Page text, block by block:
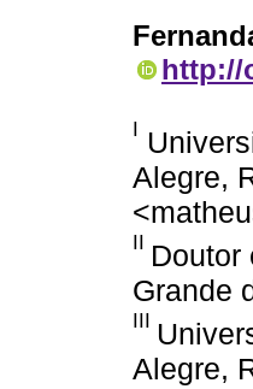
http://
I
Alegre,
II Doutor
Grande
III
Alegre,